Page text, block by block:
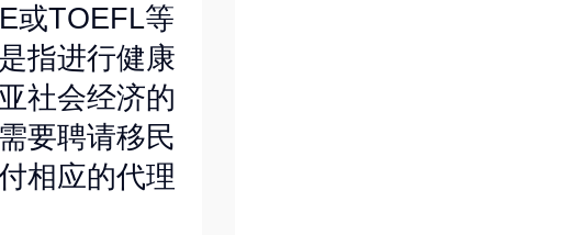
或TOEFL等
指进行健康
社会经济的
要聘请移民
相应的代理